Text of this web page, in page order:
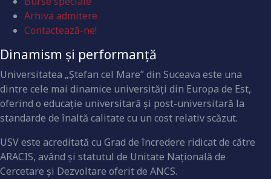
Arhiva admitere
Contactează-ne!
Dinamism și performanță
Universitatea „Ştefan cel Mare” din Suceava este una
dintre cele mai dinamice universităţi din Europa de Est,
oferind o educaţie universitară şi post-universitară la
standarde de înaltă calitate cu un cost relativ scăzut.
USV este acreditată cu Grad de încredere ridicat de către
ARACIS, având şi statutul de Unitate Naţională de
Cercetare şi Dezvoltare oferit de ANCS.